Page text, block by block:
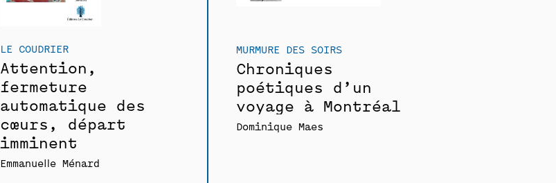
LE COUDRIER
Attention,
fermeture
automatique des
cœurs, départ
imminent
Emmanuelle Ménard
MURMURE DES SOIRS
Chroniques
poétiques d’un
voyage à Montréal
Dominique Maes